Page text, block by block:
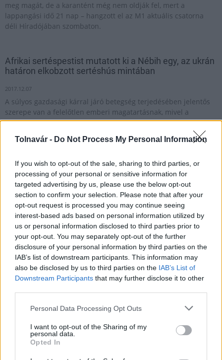
Tolnavár - Do Not Process My Personal Information
If you wish to opt-out of the sale, sharing to third parties, or
processing of your personal or sensitive information for
targeted advertising by us, please use the below opt-out
section to confirm your selection. Please note that after your
opt-out request is processed you may continue seeing
interest-based ads based on personal information utilized by
us or personal information disclosed to third parties prior to
your opt-out. You may separately opt-out of the further
disclosure of your personal information by third parties on the
IAB’s list of downstream participants. This information may
also be disclosed by us to third parties on the IAB’s List of
Downstream Participants that may further disclose it to other
Please note that this website/app uses one or more Google
not limited to your visit or usage behaviour. You may click to
grant or deny consent to Google and its third-party tags to
use your data for below specified purposes in below Google
consent section.
Personal Data Processing Opt Outs
I want to opt-out of the Sharing of my
personal data.
Opted In
meg magát, de a karantént még nem oldják fel, mert a
lappangási idő 21 nap – hangzott el az M1 aktuális csatorna
déli Híradójában szombaton.
Afrikai sertéspestist mutatott ki a Nébih egy, az ukrán
határon elkobzott sertéshús mintában
2017.12.07
A súlyos gazdasági kárral járó betegség terjedésében jelentős
szerepe van a felelőtlen emberi magatartásnak, mivel a
fertőzött állatok húsának illegális szállításával rövid idő alatt
Nő az influenzaszerű megbetegedések száma Tolna
megyében
2018.02.01
Összefoglaló a 2017/2018. évi influenza szezon 4. hetéről
(2018.01.22. – 01.28.) Tolna megyében.
1
HÍRLEVÉL